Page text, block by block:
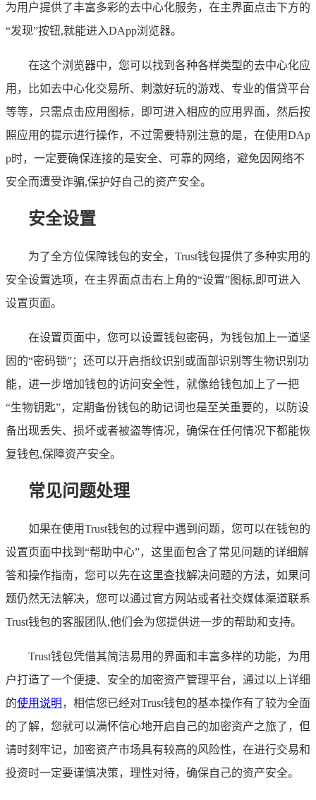
为用户提供了丰富多彩的去中心化服务，在主界面点击下方的
“发现”按钮,就能进入DApp浏览器。
在这个浏览器中，您可以找到各种各样类型的去中心化应
用，比如去中心化交易所、刺激好玩的游戏、专业的借贷平台
等等，只需点击应用图标，即可进入相应的应用界面，然后按
照应用的提示进行操作，不过需要特别注意的是，在使用DAp
p时，一定要确保连接的是安全、可靠的网络，避免因网络不
安全而遭受诈骗,保护好自己的资产安全。
安全设置
为了全方位保障钱包的安全，Trust钱包提供了多种实用的
安全设置选项，在主界面点击右上角的“设置”图标,即可进入
设置页面。
在设置页面中，您可以设置钱包密码，为钱包加上一道坚
固的“密码锁”；还可以开启指纹识别或面部识别等生物识别功
能，进一步增加钱包的访问安全性，就像给钱包加上了一把
“生物钥匙”，定期备份钱包的助记词也是至关重要的，以防设
备出现丢失、损坏或者被盗等情况，确保在任何情况下都能恢
复钱包,保障资产安全。
常见问题处理
如果在使用Trust钱包的过程中遇到问题，您可以在钱包的
设置页面中找到“帮助中心”，这里面包含了常见问题的详细解
答和操作指南，您可以先在这里查找解决问题的方法，如果问
题仍然无法解决，您可以通过官方网站或者社交媒体渠道联系
Trust钱包的客服团队,他们会为您提供进一步的帮助和支持。
Trust钱包凭借其简洁易用的界面和丰富多样的功能，为用
户打造了一个便捷、安全的加密资产管理平台，通过以上详细
的使用说明 ，相信您已经对Trust钱包的基本操作有了较为全面
的了解，您就可以满怀信心地开启自己的加密资产之旅了，但
请时刻牢记，加密资产市场具有较高的风险性，在进行交易和
投资时一定要谨慎决策，理性对待，确保自己的资产安全。